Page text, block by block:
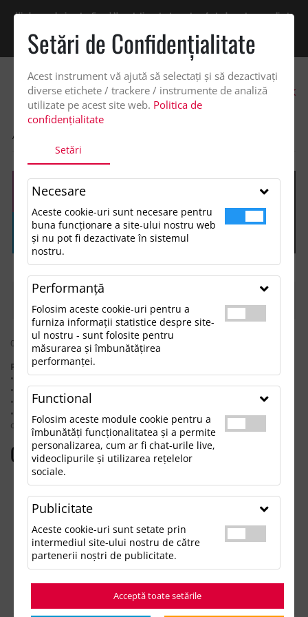
Vindem exclusiv catre firme! Ne puteti contacta pentru oferta de pret personalizata
discount suplimentar de 2% -Cumpără acum!
ACASA
0 rezultate pentru: "workerwinterreflex"
Pentru a găsi produsul dorit, încearcă următoarele:
• Verifică dacă ai scris corect termenii.
• Încearcă să foloseşti sinonime.
• Încearcă din nou, folosind o căutare mai generală.
• Ne poţi contacta telefonic la 021.336.03.32 sau prin email la
office@updateadv.ro şi te ajutăm să găseşti produsul dorit.
Categorii populare
Accesorii birou
Accesorii mancare si bautura
Accesorii Tech si Gadgeturi
Haine de Munca
Imbracaminte si Accesorii
Lifestyle si Timp Liber
Ocazii și Evenimente Tematice
Setări de Confidenţialitate
Acest instrument vă ajută să selectați și să dezactivați
diverse etichete / trackere / instrumente de analiză
utilizate pe acest site web. Politica de
confidențialitate
Setări
Necesare
Aceste cookie-uri sunt necesare pentru
buna funcționare a site-ului nostru web
și nu pot fi dezactivate în sistemul
nostru.
Performanţă
Folosim aceste cookie-uri pentru a
furniza informații statistice despre site-
ul nostru - sunt folosite pentru
măsurarea și îmbunătățirea
performanței.
Functional
Folosim aceste module cookie pentru a
îmbunătăți funcționalitatea și a permite
personalizarea, cum ar fi chat-urile live,
videoclipurile și utilizarea rețelelor
sociale.
Publicitate
Aceste cookie-uri sunt setate prin
intermediul site-ului nostru de către
partenerii noștri de publicitate.
Acceptă toate setările